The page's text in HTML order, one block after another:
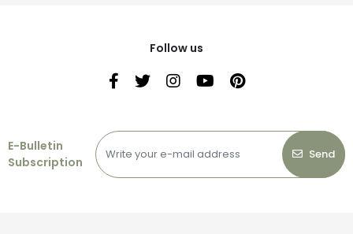
Follow us
E-Bulletin
Subscription
Send